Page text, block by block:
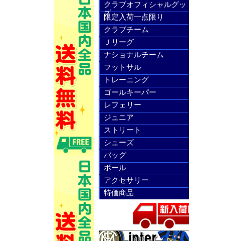
クラブオフィシャルグッ
ズ
限定入荷一点限り
クラブチーム
Ｊリーグ
ナショナルチーム
フットサル
トレーニング
ゴールキーパー
レフェリー
ジュニア
ストリート
シューズ
バッグ
ボール
アクセサリー
特価商品